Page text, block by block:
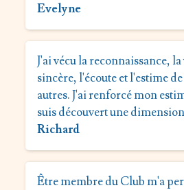
Evelyne
J'ai vécu la reconnaissance,
sincère, l'écoute et l'estime
autres. J'ai renforcé mon
suis découvert une
Richard
Être membre du Club m'a